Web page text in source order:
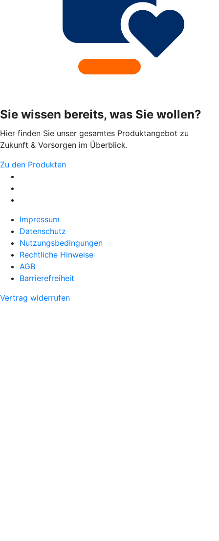
Sie wissen bereits, was Sie wollen?
Hier finden Sie unser gesamtes Produktangebot zu
Zukunft & Vorsorgen im Überblick.
Zu den Produkten
Impressum
Datenschutz
Nutzungsbedingungen
Rechtliche Hinweise
AGB
Barrierefreiheit
Vertrag widerrufen